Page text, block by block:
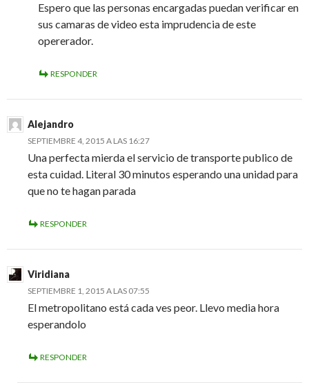
Espero que las personas encargadas puedan verificar en
sus camaras de video esta imprudencia de este
opererador.
RESPONDER
Alejandro
SEPTIEMBRE 4, 2015 A LAS 16:27
Una perfecta mierda el servicio de transporte publico de
esta cuidad. Literal 30 minutos esperando una unidad para
que no te hagan parada
RESPONDER
Viridiana
SEPTIEMBRE 1, 2015 A LAS 07:55
El metropolitano está cada ves peor. Llevo media hora
esperandolo
RESPONDER